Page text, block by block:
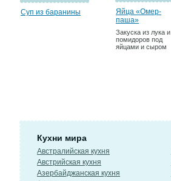
Суп из баранины
Яйца «Омер-
паша»
Закуска из лука и
помидоров под
яйцами и сыром
Кухни мира
Австралийская кухня
Австрийская кухня
Азербайджанская кухня